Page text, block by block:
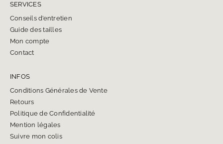
SERVICES
Conseils d’entretien
Guide des tailles
Mon compte
Contact
INFOS
Conditions Générales de Vente
Retours
Politique de Confidentialité
Mention légales
Suivre mon colis